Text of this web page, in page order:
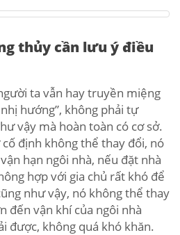
thủy cần lưu ý điều
ta vẫn hay truyền miệng
hướng”, không phải tự
vậy mà hoàn toàn có cơ sở.
định không thể thay đổi, nó
hạn ngôi nhà, nếu đặt nhà
hợp với gia chủ rất khó để
như vậy, nó không thể thay
đến vận khí của ngôi nhà
được, không quá khó khăn.